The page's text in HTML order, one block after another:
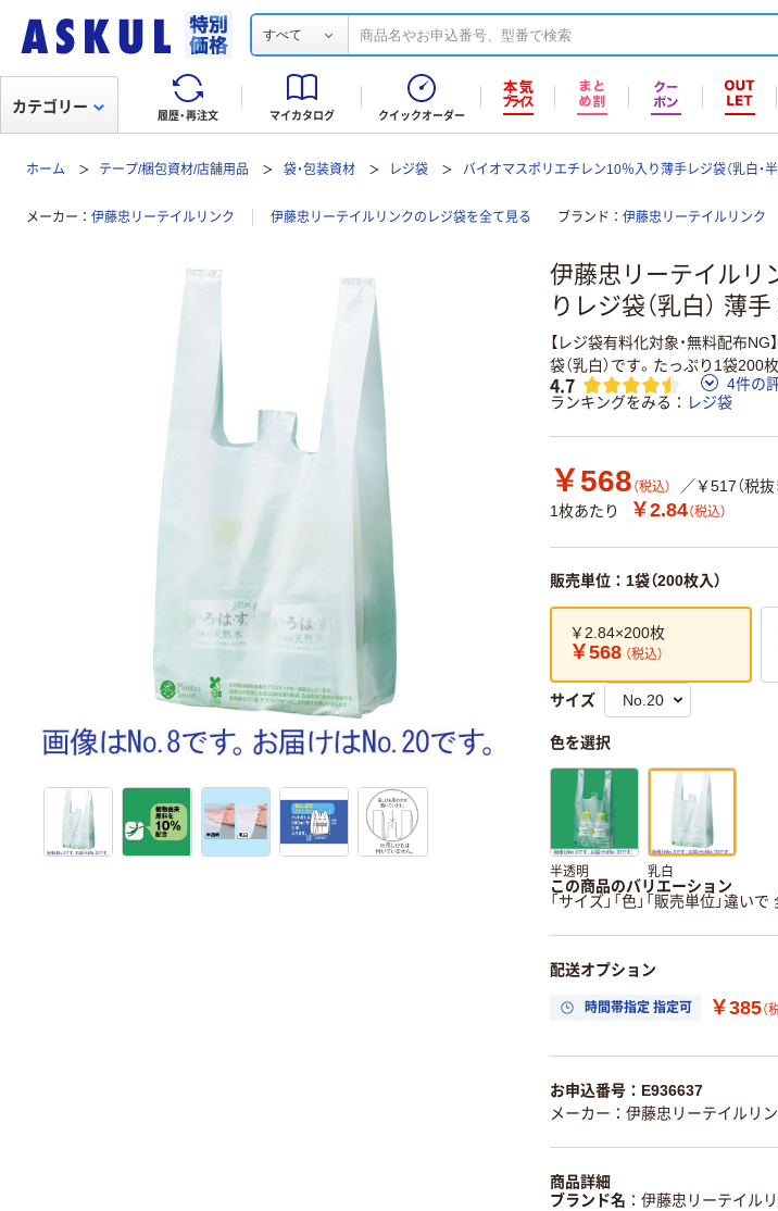
すべて
履歴・再注文 マイカタログ クイックオーダー
カテゴリー
ホーム テープ/梱包資材/店舗用品 袋・包装資材 レジ袋 バイオマスポリエチレン10％入り薄手レジ袋（乳白・
メーカー 伊藤忠リーテイルリンク 伊藤忠リーテイルリンクのレジ袋を全て見る ブランド 伊藤忠リーテイルリンク
伊藤忠リーテイルリ
りレジ袋（乳白） 薄
【レジ袋有料化対象・無料配布
袋（乳白）です。たっぷり1袋200
4.7 4件の
ランキングをみる
レジ袋
￥568 （税込）
／￥517（税抜
1枚あたり
￥2.84（税込）
販売単位：1袋（200枚入）
￥2.84×200枚
￥568 （税込）
サイズ
色を選択
半透明 乳白
この商品のバリエーション
「サイズ」「色」「販売単位」違い
配送オプション
時間帯指定 指定可 ￥385（
お申込番号：E936637
メーカー：伊藤忠リーテイルリ
商品詳細
ブランド名
伊藤忠リーテイル